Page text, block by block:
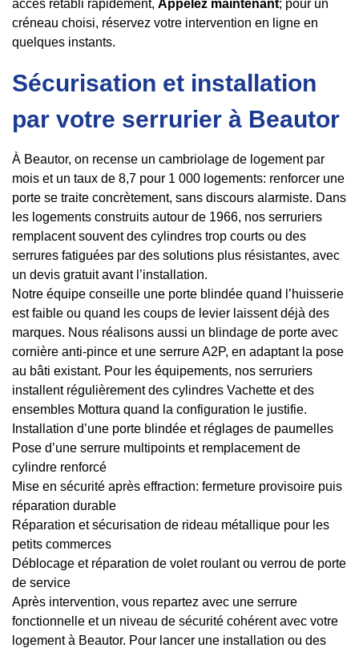
accès rétabli rapidement, Appelez maintenant; pour un
créneau choisi, réservez votre intervention en ligne en
quelques instants.
Sécurisation et installation
par votre serrurier à Beautor
À Beautor, on recense un cambriolage de logement par
mois et un taux de 8,7 pour 1 000 logements: renforcer une
porte se traite concrètement, sans discours alarmiste. Dans
les logements construits autour de 1966, nos serruriers
remplacent souvent des cylindres trop courts ou des
serrures fatiguées par des solutions plus résistantes, avec
un devis gratuit avant l’installation.
Notre équipe conseille une porte blindée quand l’huisserie
est faible ou quand les coups de levier laissent déjà des
marques. Nous réalisons aussi un blindage de porte avec
cornière anti-pince et une serrure A2P, en adaptant la pose
au bâti existant. Pour les équipements, nos serruriers
installent régulièrement des cylindres Vachette et des
ensembles Mottura quand la configuration le justifie.
Installation d’une porte blindée et réglages de paumelles
Pose d’une serrure multipoints et remplacement de
cylindre renforcé
Mise en sécurité après effraction: fermeture provisoire puis
réparation durable
Réparation et sécurisation de rideau métallique pour les
petits commerces
Déblocage et réparation de volet roulant ou verrou de porte
de service
Après intervention, vous repartez avec une serrure
fonctionnelle et un niveau de sécurité cohérent avec votre
logement à Beautor. Pour lancer une installation ou des